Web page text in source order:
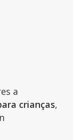
a
crianças,